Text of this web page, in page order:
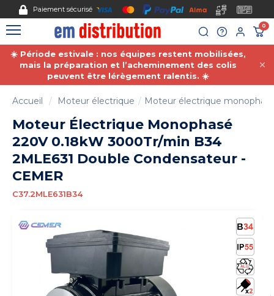
Paiement sécurisé
0
☀️ Période estivale : nos équipes restent mobilisées,
mais la préparation et l’acheminement des colis
peuvent être lérègement ralentis. ☀️
Accueil Moteur électrique Moteur électrique
Moteur Électrique Monophasé
220V 0.18kW 3000Tr/min B34
2MLE631 Double Condensateur -
CEMER
C37.2MLE631B34
Gestion des cookies